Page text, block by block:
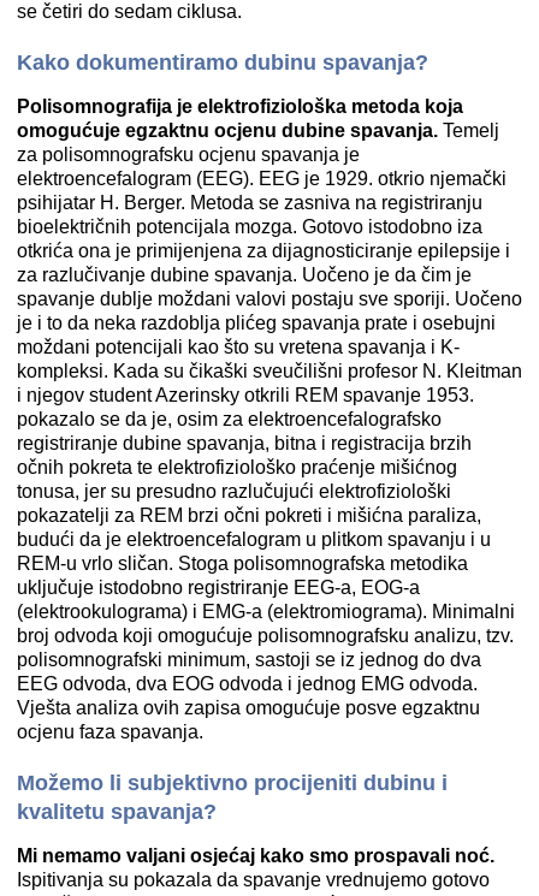
se četiri do sedam ciklusa.
Kako dokumentiramo dubinu spavanja?
Polisomnografija je elektrofiziološka metoda koja
omogućuje egzaktnu ocjenu dubine spavanja. Temelj
za polisomnografsku ocjenu spavanja je
elektroencefalogram (EEG). EEG je 1929. otkrio njemački
psihijatar H. Berger. Metoda se zasniva na registriranju
bioelektričnih potencijala mozga. Gotovo istodobno iza
otkrića ona je primijenjena za dijagnosticiranje epilepsije i
za razlučivanje dubine spavanja. Uočeno je da čim je
spavanje dublje moždani valovi postaju sve sporiji. Uočeno
je i to da neka razdoblja plićeg spavanja prate i osebujni
moždani potencijali kao što su vretena spavanja i K-
kompleksi. Kada su čikaški sveučilišni profesor N. Kleitman
i njegov student Azerinsky otkrili REM spavanje 1953.
pokazalo se da je, osim za elektroencefalografsko
registriranje dubine spavanja, bitna i registracija brzih
očnih pokreta te elektrofiziološko praćenje mišićnog
tonusa, jer su presudno razlučujući elektrofiziološki
pokazatelji za REM brzi očni pokreti i mišićna paraliza,
budući da je elektroencefalogram u plitkom spavanju i u
REM-u vrlo sličan. Stoga polisomnografska metodika
uključuje istodobno registriranje EEG-a, EOG-a
(elektrookulograma) i EMG-a (elektromiograma). Minimalni
broj odvoda koji omogućuje polisomnografsku analizu, tzv.
polisomnografski minimum, sastoji se iz jednog do dva
EEG odvoda, dva EOG odvoda i jednog EMG odvoda.
Vješta analiza ovih zapisa omogućuje posve egzaktnu
ocjenu faza spavanja.
Možemo li subjektivno procijeniti dubinu i
kvalitetu spavanja?
Mi nemamo valjani osjećaj kako smo prospavali noć.
Ispitivanja su pokazala da spavanje vrednujemo gotovo